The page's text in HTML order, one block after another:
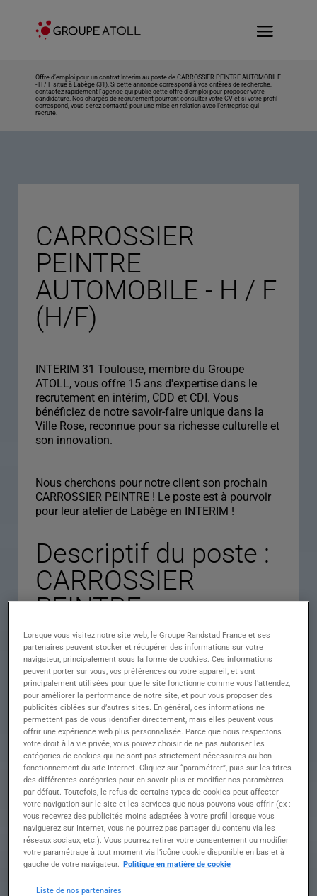
Offre d’emploi pour un contrat Interim au poste de CARROSSIER PEINTRE AUTOMOBILE
- H / F situé à Labège (31). Si cette annonce correspond à vos critères de recherche,
contactez rapidement l’agence qui publie cette offre d’emploi pour proposer votre
candidature. Nos chargés de recrutement pourront consulter votre CV et si votre profil
correspond, vous serez contacté pour une mise en relation avec l’entreprise qui
recrute.
CARROSSIER
PEINTRE
AUTOMOBILE - H / F
(H/F)
INTERIM 31 Toulouse, membre du Groupe
ATOLL, vous offre 15 ans d'expertise dans le
recrutement en intérim, CDD et CDI. Vous
bénéficiez de notre savoir-faire unique dans la
Ville Rose, reconnue pour sa richesse culturelle et
son innovation.
Nous cherchons pour notre client son prochain
CARROSSIER PEINTRE ! Le poste est à pourvoir
pour leur atelier de Labège en INTERIM !
Descriptif du poste :
CARROSSIER
PEINTRE
AUTOMOBILE - H / F
Descriptif du poste : Êtes-vous prêt(e) à relever le
défi passionnant de Carrossier Peintre
Automobile - H/F dans notre équipe dynamique ?
Vous interviendrez sur des véhicules pour des
tâches de carrosserie et de peinture en atelier.
• Réaliser les opérations de démontage et
montage des pièces de carrosserie
• Réparer et ajuster les éléments de carrosserie
endommagés
• Préparer et appliquer les couches de peinture
sur les surfaces des véhicules
• Contrôler les surfaces peintes et effectuer les
retouches nécessaires
• Adapter et doser les tons de peinture selon les
spécificités du véhicule
Lorsque vous visitez notre site web, le Groupe Randstad France et ses
partenaires peuvent stocker et récupérer des informations sur votre
navigateur, principalement sous la forme de cookies. Ces informations
peuvent porter sur vous, vos préférences ou votre appareil, et sont
principalement utilisées pour que le site fonctionne comme vous l’attendez,
pour améliorer la performance de notre site, et pour vous proposer des
publicités ciblées sur d’autres sites. En général, ces informations ne
permettent pas de vous identifier directement, mais elles peuvent vous
offrir une expérience web plus personnalisée. Parce que nous respectons
votre droit à la vie privée, vous pouvez choisir de ne pas autoriser les
catégories de cookies qui ne sont pas strictement nécessaires au bon
fonctionnement du site Internet. Cliquez sur “paramétrer”, puis sur les titres
des différentes catégories pour en savoir plus et modifier nos paramètres
par défaut. Toutefois, le refus de certains types de cookies peut affecter
votre navigation sur le site et les services que nous pouvons vous offrir (ex :
vous recevrez des publicités moins adaptées à votre profil lorsque vous
naviguerez sur Internet, vous ne pourrez pas partager du contenu via les
réseaux sociaux, etc.). Vous pourrez retirer votre consentement ou modifier
votre paramétrage à tout moment via l’icône cookie disponible en bas et à
gauche de votre navigateur. Politique en matière de cookie
Liste de nos partenaires